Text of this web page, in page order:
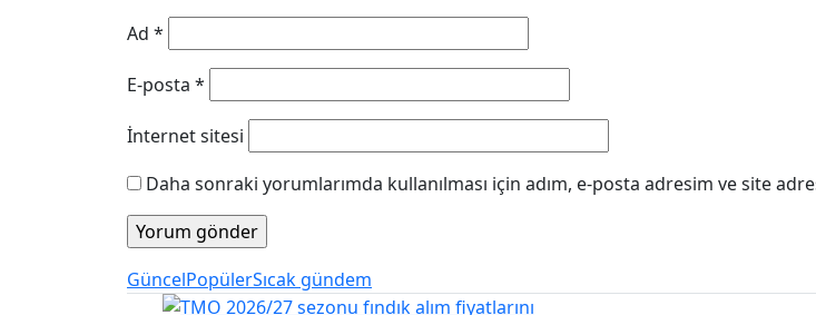
Ad *
E-posta *
İnternet sitesi
Daha sonraki yorumlarımda kullanılması için adım, e-posta adresim ve site
GüncelPopülerSıcak gündem